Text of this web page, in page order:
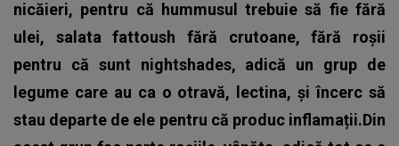
nicăieri, pentru că hummusul trebuie să fie fără
ulei, salata fattoush fără crutoane, fără roșii
pentru că sunt nightshades, adică un grup de
legume care au ca o otravă, lectina, și încerc să
stau departe de ele pentru că produc inflamații.Din